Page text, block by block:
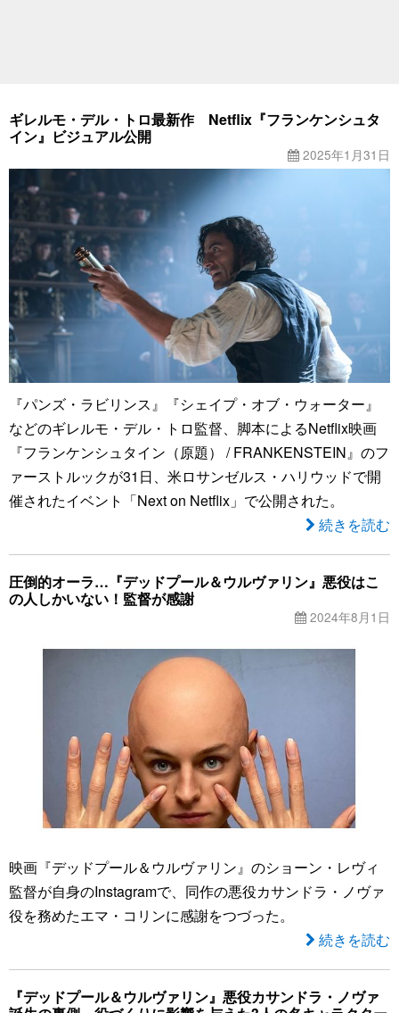
ギレルモ・デル・トロ最新作 Netflix『フランケンシュタ
イン』ビジュアル公開
2025年1月31日
『パンズ・ラビリンス』『シェイプ・オブ・ウォーター』
などのギレルモ・デル・トロ監督、脚本によるNetflix映画
『フランケンシュタイン（原題） / FRANKENSTEIN』のフ
ァーストルックが31日、米ロサンゼルス・ハリウッドで開
催されたイベント「Next on Netflix」で公開された。
続きを読む
圧倒的オーラ…『デッドプール＆ウルヴァリン』悪役はこ
の人しかいない！監督が感謝
2024年8月1日
映画『デッドプール＆ウルヴァリン』のショーン・レヴィ
監督が自身のInstagramで、同作の悪役カサンドラ・ノヴァ
役を務めたエマ・コリンに感謝をつづった。
続きを読む
『デッドプール＆ウルヴァリン』悪役カサンドラ・ノヴァ